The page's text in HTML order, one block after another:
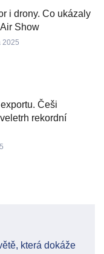
i drony. Co ukázaly
Show
2025
Češi
rekordní
která dokáže